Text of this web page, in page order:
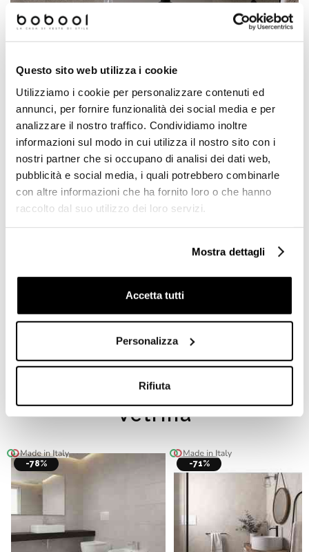
Questo sito web utilizza i cookie
Utilizziamo i cookie per personalizzare contenuti ed
annunci, per fornire funzionalità dei social media e per
analizzare il nostro traffico. Condividiamo inoltre
informazioni sul modo in cui utilizza il nostro sito con i
nostri partner che si occupano di analisi dei dati web,
pubblicità e social media, i quali potrebbero combinarle
con altre informazioni che ha fornito loro o che hanno
raccolto dal suo utilizzo dei loro servizi.
Mostra dettagli
Accetta tutti
Personalizza
Rifiuta
Promozione
Vidrepur
MOSAICI IN PROMOZIONE
SANITARI
Vetrina
-78% -71%